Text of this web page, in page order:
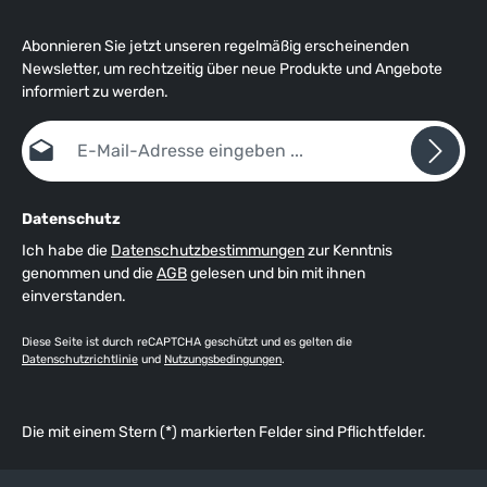
Abonnieren Sie jetzt unseren regelmäßig erscheinenden
Newsletter, um rechtzeitig über neue Produkte und Angebote
informiert zu werden.
E-Mail-Adresse*
Datenschutz
Ich habe die Datenschutzbestimmungenzur Kenntnis
genommen und dieAGBgelesen und bin mit ihnen
einverstanden.
Diese Seite ist durch reCAPTCHA geschützt und es gelten die
Datenschutzrichtlinie und Nutzungsbedingungen.
Die mit einem Stern (*) markierten Felder sind Pflichtfelder.